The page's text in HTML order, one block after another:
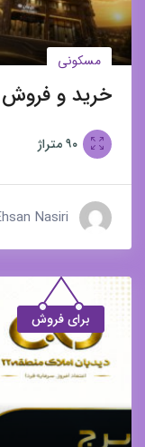
مسکونی
خرید و
۹۰متراژ
Nasiri
برای فروش